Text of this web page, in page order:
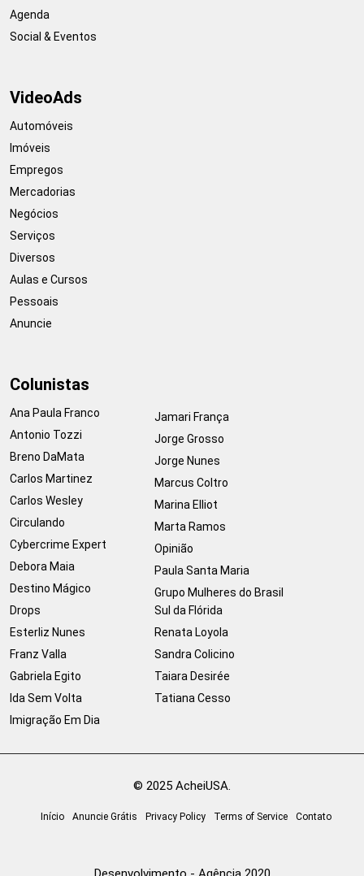
Agenda
Social & Eventos
VideoAds
Automóveis
Imóveis
Empregos
Mercadorias
Negócios
Serviços
Diversos
Aulas e Cursos
Pessoais
Anuncie
Colunistas
Ana Paula Franco
Antonio Tozzi
Breno DaMata
Carlos Martinez
Carlos Wesley
Circulando
Cybercrime Expert
Debora Maia
Destino Mágico
Drops
Esterliz Nunes
Franz Valla
Gabriela Egito
Ida Sem Volta
Imigração Em Dia
Jamari França
Jorge Grosso
Jorge Nunes
Marcus Coltro
Marina Elliot
Marta Ramos
Opinião
Paula Santa Maria
Grupo Mulheres do Brasil
Sul da Flórida
Renata Loyola
Sandra Colicino
Taiara Desirée
Tatiana Cesso
© 2025 AcheiUSA.
Início Anuncie Grátis Privacy Policy Terms of Service Contato